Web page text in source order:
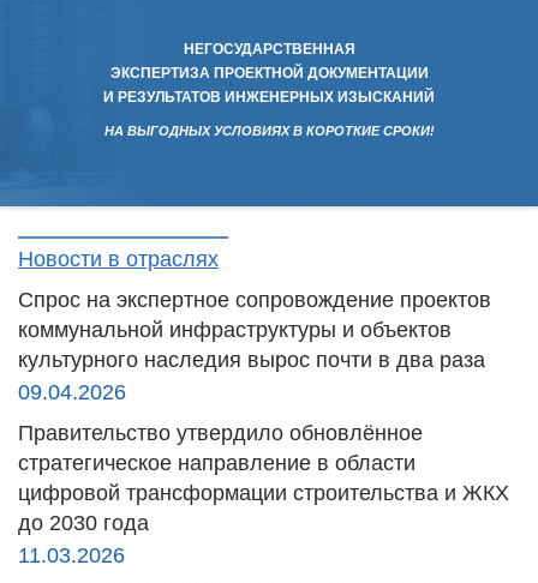
НЕГОСУДАРСТВЕННАЯ
ЭКСПЕРТИЗА ПРОЕКТНОЙ ДОКУМЕНТАЦИИ
И РЕЗУЛЬТАТОВ ИНЖЕНЕРНЫХ ИЗЫСКАНИЙ
НА ВЫГОДНЫХ УСЛОВИЯХ В КОРОТКИЕ СРОКИ!
Новости в отраслях
Спрос на экспертное сопровождение проектов
коммунальной инфраструктуры и объектов
культурного наследия вырос почти в два раза
09.04.2026
Правительство утвердило обновлённое
стратегическое направление в области
цифровой трансформации строительства и ЖКХ
до 2030 года
11.03.2026